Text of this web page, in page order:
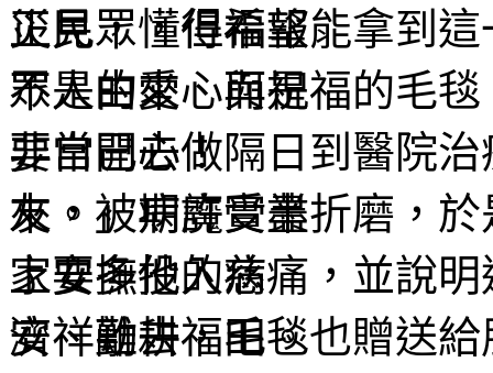
災民眾，但希望能拿到
眾人的愛心與祝福的毛
非常開心！隔日到醫院
友，被病魔受盡折磨，
上安撫他的病痛，並說
安祥離去，毛毯也贈送